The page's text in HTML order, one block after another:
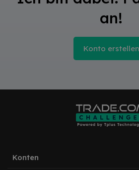
an!
Konto erstellen
Konten